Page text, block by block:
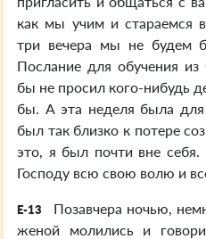
как мы учим и стараемся
три вечера мы не будем
Послание для обучения
бы не просил кого-нибудь
бы. А эта неделя была
был так близко к потере
это, я был почти вне
Господу всю свою волю и
E-13
Позавчера ночью,
женой молились и